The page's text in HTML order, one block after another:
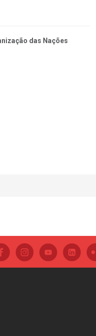
das Nações